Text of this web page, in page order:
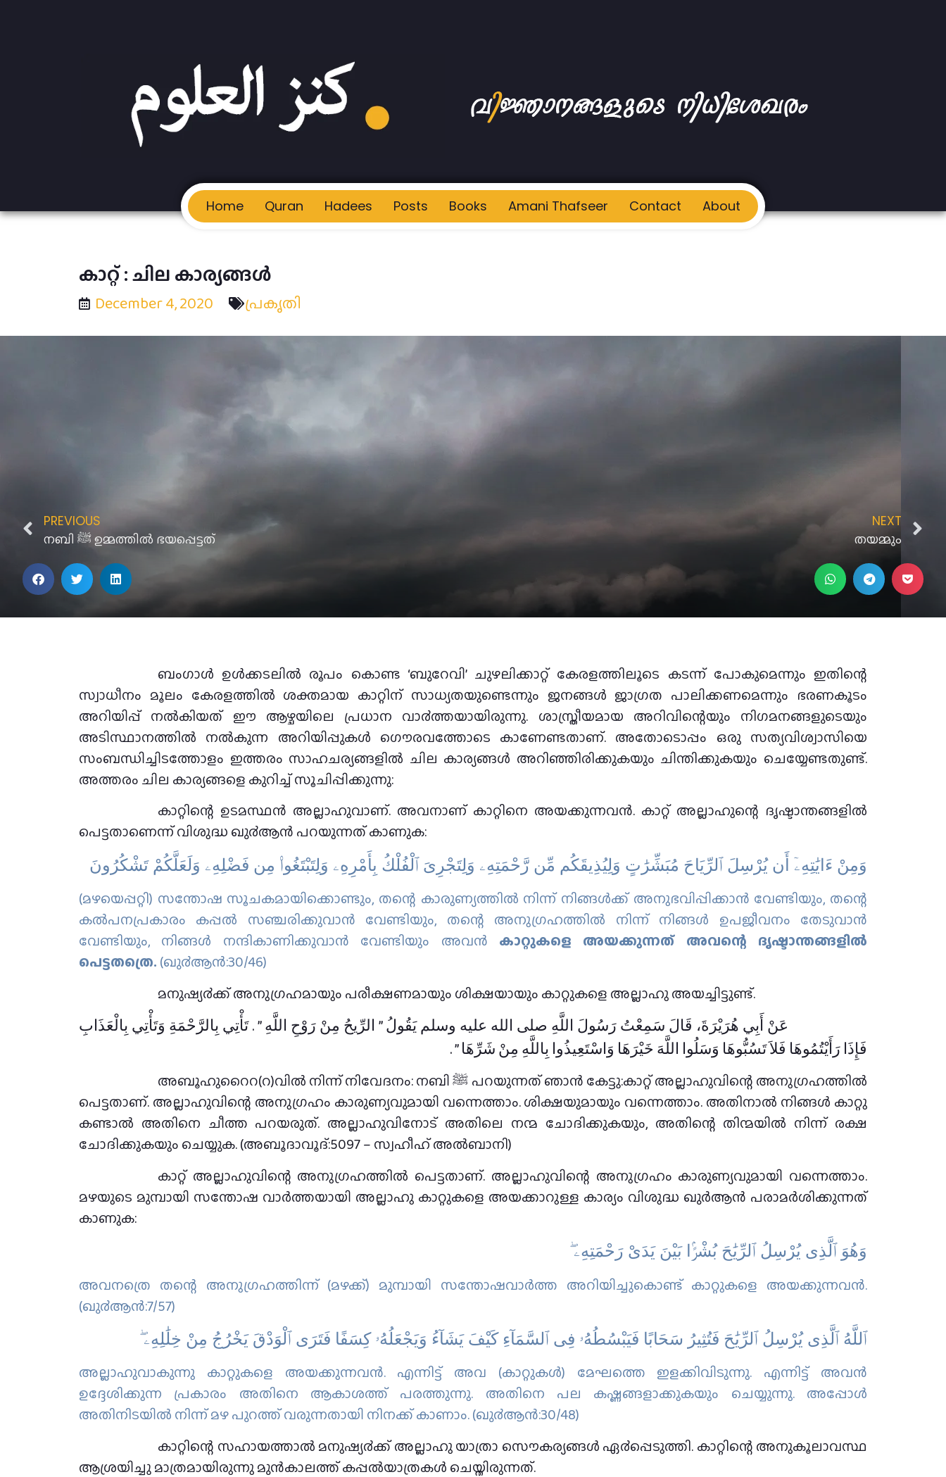
Home Quran Hadees Posts Books Amani Thafseer Contact About
കാറ്റ് : ചില കാര്യങ്ങള്‍
December 4, 2020 പ്രകൃതി
PREVIOUS
നബി ﷺ ഉമ്മത്തില്‍ ഭയപ്പെട്ടത്
NEXT
തയമ്മും
ബംഗാൾ ഉൾക്കടലിൽ രൂപം കൊണ്ട ‘ബുറേവി’ ചുഴലിക്കാറ്റ് കേരളത്തിലൂടെ കടന്ന് പോകുമെന്നും ഇതിന്റെ
സ്വാധീനം മൂലം കേരളത്തിൽ ശക്തമായ കാറ്റിന് സാധ്യതയുണ്ടെന്നും ജനങ്ങള്‍ ജാഗ്രത പാലിക്കണമെന്നും ഭരണകൂടം
അറിയിപ്പ് നല്‍കിയത് ഈ ആഴ്ചയിലെ പ്രധാന വാ൪ത്തയായിരുന്നു. ശാസ്ത്രീയമായ അറിവിന്റെയും നിഗമനങ്ങളുടെയും
അടിസ്ഥാനത്തിൽ നൽകുന്ന അറിയിപ്പുകൾ ഗൌരവത്തോടെ കാണേണ്ടതാണ്. അതോടൊപ്പം ഒരു സത്യവിശ്വാസിയെ
സംബന്ധിച്ചിടത്തോളം ഇത്തരം സാഹചര്യങ്ങളില്‍ ചില കാര്യങ്ങള്‍ അറിഞ്ഞിരിക്കുകയും ചിന്തിക്കുകയും ചെയ്യേണ്ടതുണ്ട്.
അത്തരം ചില കാര്യങ്ങളെ കുറിച്ച് സൂചിപ്പിക്കുന്നു:
കാറ്റിന്റെ ഉടമസ്ഥന്‍ അല്ലാഹുവാണ്. അവനാണ് കാറ്റിനെ അയക്കുന്നവന്‍. കാറ്റ് അല്ലാഹുന്റെ ദൃഷ്ടാന്തങ്ങളില്‍
പെട്ടതാണെന്ന് വിശുദ്ധ ഖു൪ആന്‍ പറയുന്നത് കാണുക:
وَمِنْ ءَايَٰتِهِۦٓ أَن يُرْسِلَ ٱلرِّيَاحَ مُبَشِّرَٰتٍ وَلِيُذِيقَكُم مِّن رَّحْمَتِهِۦ وَلِتَجْرِىَ ٱلْفُلْكُ بِأَمْرِهِۦ وَلِتَبْتَغُوا۟ مِن فَضْلِهِۦ وَلَعَلَّكُمْ تَشْكُرُونَ
(മഴയെപ്പറ്റി) സന്തോഷ സൂചകമായിക്കൊണ്ടും, തന്റെ കാരുണ്യത്തില്‍ നിന്ന് നിങ്ങള്‍ക്ക് അനുഭവിപ്പിക്കാന്‍ വേണ്ടിയും, തന്റെ
കല്‍പനപ്രകാരം കപ്പല്‍ സഞ്ചരിക്കുവാന്‍ വേണ്ടിയും, തന്റെ അനുഗ്രഹത്തില്‍ നിന്ന് നിങ്ങള്‍ ഉപജീവനം തേടുവാന്‍
വേണ്ടിയും, നിങ്ങള്‍ നന്ദികാണിക്കുവാന്‍ വേണ്ടിയും അവന്‍ കാറ്റുകളെ അയക്കുന്നത് അവന്റെ ദൃഷ്ടാന്തങ്ങളില്‍
പെട്ടതത്രെ. (ഖു൪ആന്‍:30/46)
മനുഷ്യ൪ക്ക് അനുഗ്രഹമായും പരീക്ഷണമായും ശിക്ഷയായും കാറ്റുകളെ അല്ലാഹു അയച്ചിട്ടുണ്ട്.
عَنْ أَبِي هُرَيْرَةَ، قَالَ سَمِعْتُ رَسُولَ اللَّهِ صلى الله عليه وسلم يَقُولُ ‏”‏ الرِّيحُ مِنْ رَوْحِ اللَّهِ ‏”‏ ‏.‏ تَأْتِي بِالرَّحْمَةِ وَتَأْتِي بِالْعَذَابِ
فَإِذَا رَأَيْتُمُوهَا فَلاَ تَسُبُّوهَا وَسَلُوا اللَّهَ خَيْرَهَا وَاسْتَعِيذُوا بِاللَّهِ مِنْ شَرِّهَا ‏”‏ ‏.‏
അബൂഹുറൈറ(റ)വില്‍ നിന്ന് നിവേദനം: നബി ﷺ പറയുന്നത് ഞാന്‍ കേട്ടു:കാറ്റ് അല്ലാഹുവിന്റെ അനുഗ്രഹത്തിൽ
പെട്ടതാണ്. അല്ലാഹുവിന്റെ അനുഗ്രഹം കാരുണ്യവുമായി വന്നെത്താം. ശിക്ഷയുമായും വന്നെത്താം. അതിനാൽ നിങ്ങൾ കാറ്റു
കണ്ടാൽ അതിനെ ചീത്ത പറയരുത്. അല്ലാഹുവിനോട് അതിലെ നന്മ ചോദിക്കുകയും, അതിന്റെ തിന്മയിൽ നിന്ന് രക്ഷ
ചോദിക്കുകയും ചെയ്യുക. (അബൂദാവൂദ്:5097 – സ്വഹീഹ് അല്‍ബാനി)
കാറ്റ് അല്ലാഹുവിന്റെ അനുഗ്രഹത്തിൽ പെട്ടതാണ്. അല്ലാഹുവിന്റെ അനുഗ്രഹം കാരുണ്യവുമായി വന്നെത്താം.
മഴയുടെ മുമ്പായി സന്തോഷ വാര്‍ത്തയായി അല്ലാഹു കാറ്റുകളെ അയക്കാറുള്ള കാര്യം വിശുദ്ധ ഖുർആൻ പരാമർശിക്കുന്നത്
കാണുക:
ﻭَﻫُﻮَ ٱﻟَّﺬِﻯ ﻳُﺮْﺳِﻞُ ٱﻟﺮِّﻳَٰﺢَ ﺑُﺸْﺮًۢا ﺑَﻴْﻦَ ﻳَﺪَﻯْ ﺭَﺣْﻤَﺘِﻪِۦ ۖ
അവനത്രെ തന്റെ അനുഗ്രഹത്തിന്ന് (മഴക്ക്) മുമ്പായി സന്തോഷവാര്‍ത്ത അറിയിച്ചുകൊണ്ട് കാറ്റുകളെ അയക്കുന്നവന്‍.
(ഖു൪ആന്‍:7/57)
ٱﻟﻠَّﻪُ ٱﻟَّﺬِﻯ ﻳُﺮْﺳِﻞُ ٱﻟﺮِّﻳَٰﺢَ ﻓَﺘُﺜِﻴﺮُ ﺳَﺤَﺎﺑًﺎ ﻓَﻴَﺒْﺴُﻄُﻪُۥ ﻓِﻰ ٱﻟﺴَّﻤَﺎٓءِ ﻛَﻴْﻒَ ﻳَﺸَﺎٓءُ ﻭَﻳَﺠْﻌَﻠُﻪُۥ ﻛِﺴَﻔًﺎ ﻓَﺘَﺮَﻯ ٱﻟْﻮَﺩْﻕَ ﻳَﺨْﺮُﺝُ ﻣِﻦْ ﺧِﻠَٰﻠِﻪِۦ ۖ
അല്ലാഹുവാകുന്നു കാറ്റുകളെ അയക്കുന്നവന്‍. എന്നിട്ട് അവ (കാറ്റുകള്‍) മേഘത്തെ ഇളക്കിവിടുന്നു. എന്നിട്ട് അവന്‍
ഉദ്ദേശിക്കുന്ന പ്രകാരം അതിനെ ആകാശത്ത് പരത്തുന്നു. അതിനെ പല കഷ്ണങ്ങളാക്കുകയും ചെയ്യുന്നു. അപ്പോള്‍
അതിനിടയില്‍ നിന്ന് മഴ പുറത്ത് വരുന്നതായി നിനക്ക് കാണാം. (ഖു൪ആന്‍:30/48)
കാറ്റിന്റെ സഹായത്താല്‍ മനുഷ്യ൪ക്ക് അല്ലാഹു യാത്രാ സൌകര്യങ്ങള്‍ ഏ൪പ്പെടുത്തി. കാറ്റിന്റെ അനുകൂലാവസ്ഥ
ആശ്രയിച്ചു മാത്രമായിരുന്നു മുന്‍കാലത്ത് കപ്പല്‍യാത്രകള്‍ ചെയ്തിരുന്നത്.